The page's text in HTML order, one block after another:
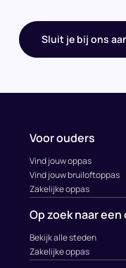
Sluit je bij ons
Voor ouders
Vind jouw oppas
Vind jouw bruiloftoppas
Zakelijke oppas
Op zoek naar een
Bekijk alle steden
Zakelijke oppas